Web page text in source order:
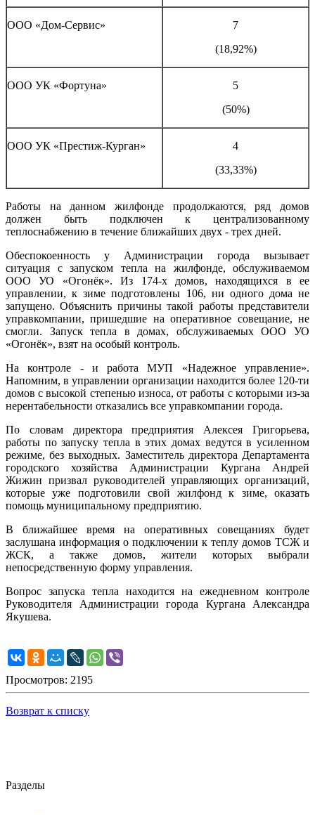
ООО «Дом-Сервис»
7
(18,92%)
ООО УК «Фортуна»
5
(50%)
ООО УК «Престиж-Курган»
4
(33,33%)
Работы на данном жилфонде продолжаются, ряд домов
должен быть подключен к централизованному
теплоснабжению в течение ближайших двух - трех дней.
Обеспокоенность у Администрации города вызывает
ситуация с запуском тепла на жилфонде, обслуживаемом
ООО УО «Огонёк». Из 174-х домов, находящихся в ее
управлении, к зиме подготовлены 106, ни одного дома не
запущено. Объяснить причины такой работы представители
управкомпании, пришедшие на оперативное совещание, не
смогли. Запуск тепла в домах, обслуживаемых ООО УО
«Огонёк», взят на особый контроль.
На контроле - и работа МУП «Надежное управление».
Напомним, в управлении организации находится более 120-ти
домов с высокой степенью износа, от работы с которыми из-за
нерентабельности отказались все управкомпании города.
По словам директора предприятия Алексея Григорьева,
работы по запуску тепла в этих домах ведутся в усиленном
режиме, без выходных. Заместитель директора Департамента
городского хозяйства Администрации Кургана Андрей
Жижин призвал руководителей управляющих организаций,
которые уже подготовили свой жилфонд к зиме, оказать
помощь муниципальному предприятию.
В ближайшее время на оперативных совещаниях будет
заслушана информация о подключении к теплу домов ТСЖ и
ЖСК, а также домов, жители которых выбрали
непосредственную форму управления.
Вопрос запуска тепла находится на ежедневном контроле
Руководителя Администрации города Кургана Александра
Якушева.
Просмотров: 2195
Возврат к списку
Разделы